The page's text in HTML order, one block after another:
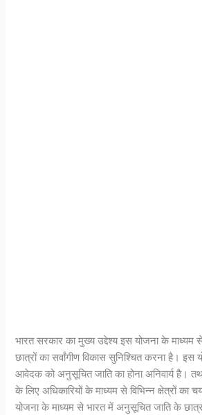
भारत सरकार का मुख्य उद्देश्य इस योजना के माध्यम
छात्रों का सर्वांगीण विकास सुनिश्चित करना है।
आवेदक को अनुसूचित जाति का होना अनिवार्य है।
के लिए अधिकारियों के माध्यम से विभिन्न क्षेत्रों का
योजना के माध्यम से भारत में अनुसूचित जाति के